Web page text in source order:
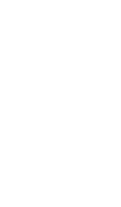
Estructura
«Tenemos director
áreas del fútbol
del fútbol
cinco personas en
somos. Tenemos
fútbol base, que se